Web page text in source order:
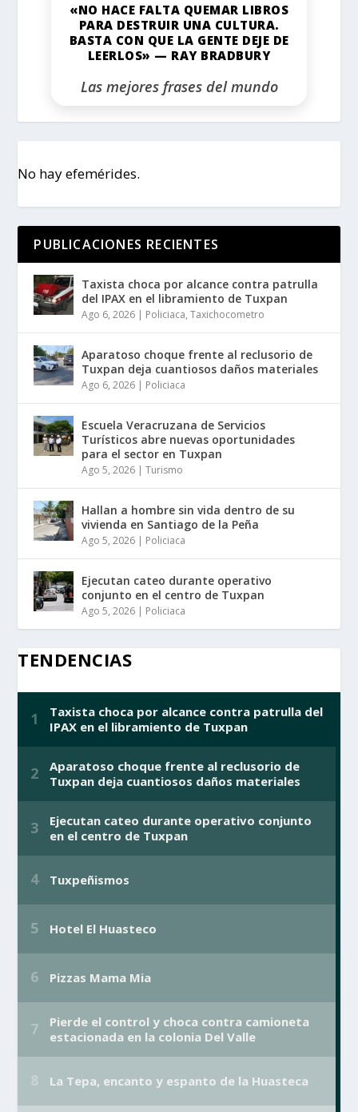
«NO HACE FALTA QUEMAR LIBROS
PARA DESTRUIR UNA CULTURA.
BASTA CON QUE LA GENTE DEJE DE
LEERLOS» — RAY BRADBURY
Las mejores frases del mundo
No hay efemérides.
PUBLICACIONES RECIENTES
Taxista choca por alcance contra patrulla
del IPAX en el libramiento de Tuxpan
Ago 6, 2026 | Policiaca,Taxichocometro
Aparatoso choque frente al reclusorio de
Tuxpan deja cuantiosos daños materiales
Ago 6, 2026 | Policiaca
Escuela Veracruzana de Servicios
Turísticos abre nuevas oportunidades
para el sector en Tuxpan
Ago 5, 2026 |Turismo
Hallan a hombre sin vida dentro de su
vivienda en Santiago de la Peña
Ago 5, 2026 | Policiaca
Ejecutan cateo durante operativo
conjunto en el centro de Tuxpan
Ago 5, 2026 | Policiaca
TENDENCIAS